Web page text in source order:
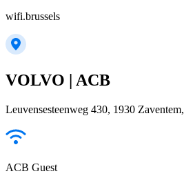
wifi.brussels
VOLVO | ACB
Leuvensesteenweg 430, 1930
ACB Guest